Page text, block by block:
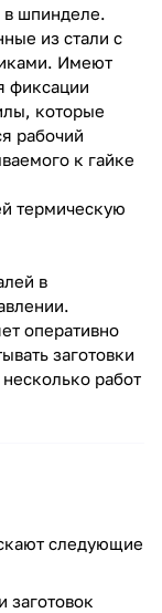
в шпинделе.
из стали с
Имеют
фиксации
которые
рабочий
к гайке
термическую
в
оперативно
заготовки
работ
следующие
заготовок